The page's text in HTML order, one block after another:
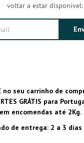
voltar a estar disponível:
no seu carrinho de
GRÁTIS para
encomendas até 2Kg.
de entrega: 2 a 3